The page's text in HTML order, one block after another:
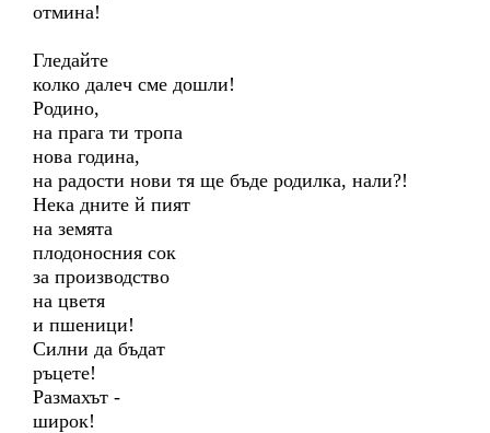
отмина!
Гледайте
колко далеч сме дошли!
Родино,
на прага ти тропа
нова година,
на радости нови тя ще бъде родилка, нали?!
Нека дните й пият
на земята
плодоносния сок
за производство
на цветя
и пшеници!
Силни да бъдат
ръцете!
Размахът -
широк!